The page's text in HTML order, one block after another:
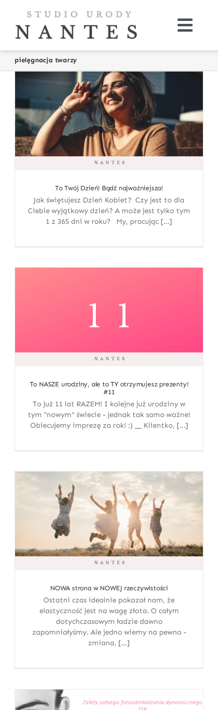
content
O nas
Kup online
Galeria
Aktualności
pielęgnacja twarzy
To Twój Dzień! Bądź najważniejsza!
Jak świętujesz Dzień Kobiet? Czy jest to dla
Ciebie wyjątkowy dzień? A może jest tylko tym
1 z 365 dni w roku? My, pracując [...]
To NASZE urodziny, ale to TY otrzymujesz prezenty!
#11
To już 11 lat RAZEM! I kolejne już urodziny w
tym "nowym" świecie - jednak tak samo ważne!
Obiecujemy imprezę za rok! :) __ Klientko, [...]
NOWA strona w NOWEJ rzeczywistości
Ostatni czas idealnie pokazał nam, że
elastyczność jest na wagę złota. O całym
dotychczasowym ładzie dawno
zapomniałyśmy. Ale jedno wiemy na pewno -
zmiana, [...]